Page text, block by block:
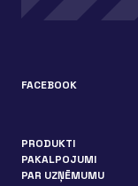
FACEBOOK
PRODUKTI
PAKALPOJUMI
PAR UZŅĒMUMU